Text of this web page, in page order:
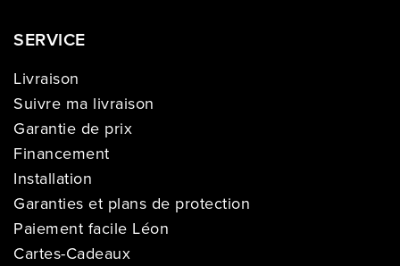
SERVICE
Livraison
Suivre ma livraison
Garantie de prix
Financement
Installation
Garanties et plans de protection
Paiement facile Léon
Cartes-Cadeaux